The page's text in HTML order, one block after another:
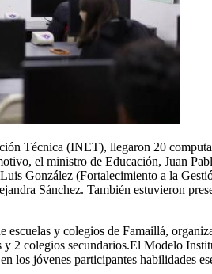
Técnica (INET), llegaron 20
el ministro de Educación, Juan
González (Fortalecimiento a la
Sánchez. También estuvieron
escuelas y colegios de Famaillá,
2 colegios secundarios.El Modelo
los jóvenes participantes habilidades